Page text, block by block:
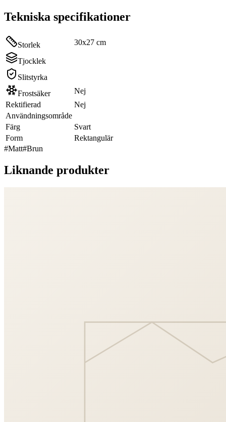
Tekniska specifikationer
Storlek 30x27 cm
Tjocklek
Slitstyrka
Frostsäker
Nej
Rektifierad
Nej
Användningsområde
Färg
Svart
Form
Rektangulär
#Matt#Brun
Liknande produkter